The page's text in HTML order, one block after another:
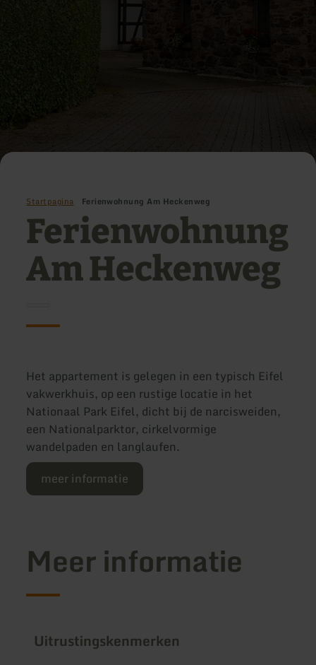
Startpagina Ferienwohnung Am Heckenweg
Ferienwohnung
Am Heckenweg
Het appartement is gelegen in een typisch Eifel
vakwerkhuis, op een rustige locatie in het
Nationaal Park Eifel, dicht bij de narcisweiden,
een Nationalparktor, cirkelvormige
wandelpaden en langlaufen.
meer informatie
Meer informatie
Uitrustingskenmerken